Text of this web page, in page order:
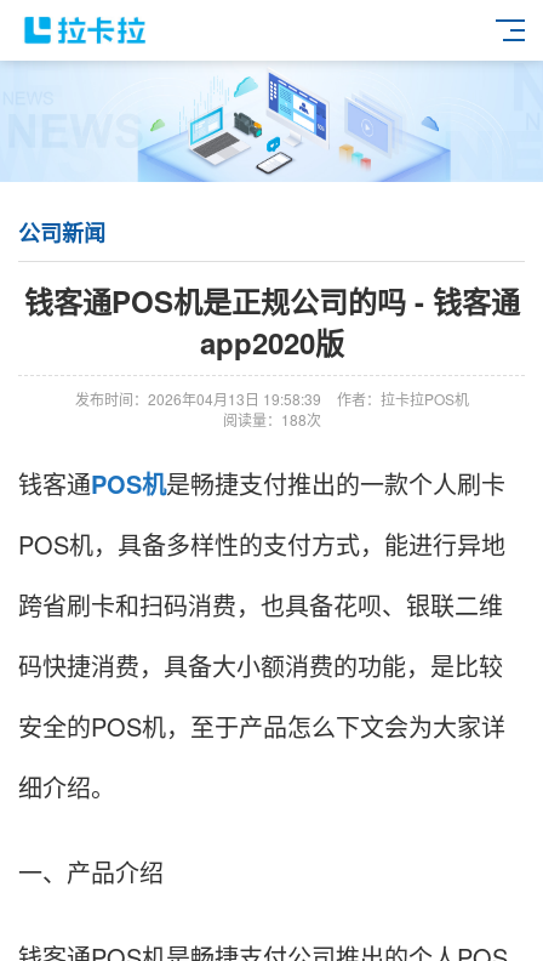
公司新闻
钱客通POS机是正规公司的吗 - 钱客通
app2020版
发布时间：2026年04月13日 19:58:39
作者：拉卡拉POS机
阅读量：188次
钱客通POS机是畅捷支付推出的一款个人刷卡
POS机，具备多样性的支付方式，能进行异地
跨省刷卡和扫码消费，也具备花呗、银联二维
码快捷消费，具备大小额消费的功能，是比较
安全的POS机，至于产品怎么下文会为大家详
细介绍。
一、产品介绍